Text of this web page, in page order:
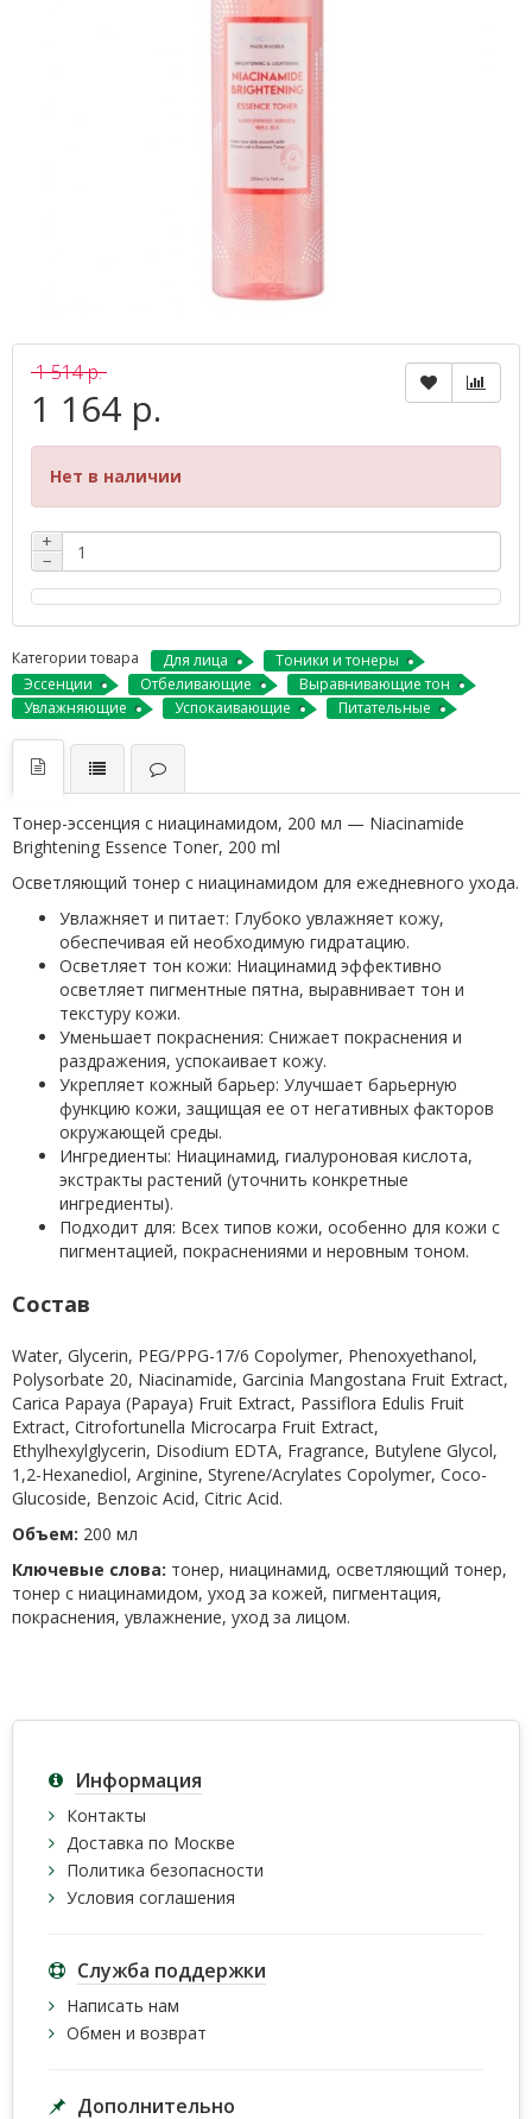
1 514 р.
1 164 р.
Нет в наличии
+
−
Категории товара Для лица
Тоники и тонеры
Эссенции
Отбеливающие
Выравнивающие тон
Увлажняющие
Успокаивающие Питательные
Тонер-эссенция с ниацинамидом, 200 мл — Niacinamide
Brightening Essence Toner, 200 ml
Осветляющий тонер с ниацинамидом для ежедневного ухода.
Увлажняет и питает: Глубоко увлажняет кожу,
обеспечивая ей необходимую гидратацию.
Осветляет тон кожи: Ниацинамид эффективно
осветляет пигментные пятна, выравнивает тон и
текстуру кожи.
Уменьшает покраснения: Снижает покраснения и
раздражения, успокаивает кожу.
Укрепляет кожный барьер: Улучшает барьерную
функцию кожи, защищая ее от негативных факторов
окружающей среды.
Ингредиенты: Ниацинамид, гиалуроновая кислота,
экстракты растений (уточнить конкретные
ингредиенты).
Подходит для: Всех типов кожи, особенно для кожи с
пигментацией, покраснениями и неровным тоном.
Состав
Water, Glycerin, PEG/PPG-17/6 Copolymer, Phenoxyethanol,
Polysorbate 20, Niacinamide, Garcinia Mangostana Fruit Extract,
Carica Papaya (Papaya) Fruit Extract, Passiflora Edulis Fruit
Extract, Citrofortunella Microcarpa Fruit Extract,
Ethylhexylglycerin, Disodium EDTA, Fragrance, Butylene Glycol,
1,2-Hexanediol, Arginine, Styrene/Acrylates Copolymer, Coco-
Glucoside, Benzoic Acid, Citric Acid.
Объем: 200 мл
Ключевые слова: тонер, ниацинамид, осветляющий тонер,
тонер с ниацинамидом, уход за кожей, пигментация,
покраснения, увлажнение, уход за лицом.
Информация
Контакты
Доставка по Москве
Политика безопасности
Условия соглашения
Служба поддержки
Написать нам
Обмен и возврат
Дополнительно